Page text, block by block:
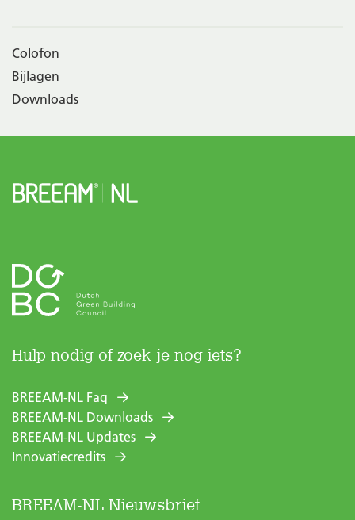
Colofon
Bijlagen
Downloads
Hulp nodig of zoek je nog iets?
BREEAM-NL Faq
BREEAM-NL Downloads
BREEAM-NL Updates
Innovatiecredits
BREEAM-NL Nieuwsbrief